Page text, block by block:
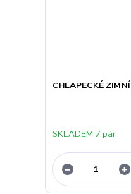
CHLAPECKÉ
SKLADEM 7 pár